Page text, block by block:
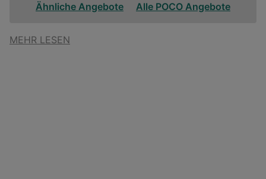
Ähnliche Angebote Alle POCO Angebote
MEHR LESEN